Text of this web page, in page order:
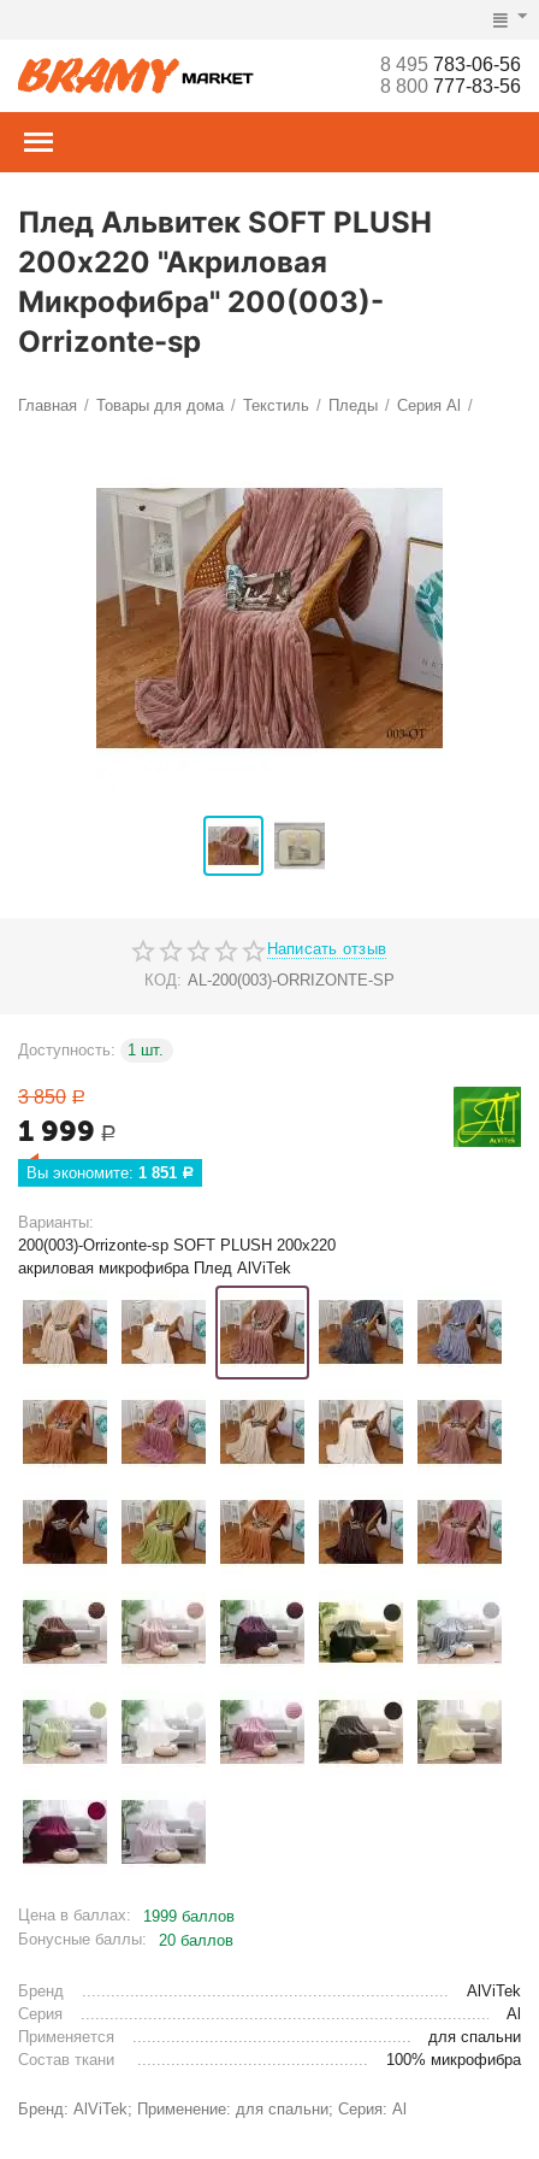
8 495783-06-56
8 800777-83-56
Плед Альвитек SOFT PLUSH
200х220 "Акриловая
Микрофибра" 200(003)-
Orrizonte-sp
Главная / Товары для дома / Текстиль / Пледы / Серия Al /
Написать отзыв
КОД: AL-200(003)-ORRIZONTE-SP
Доступность: 1 шт.
3 850 Р
1 999 Р
Вы экономите: 1 851 Р
Варианты:
200(003)-Orrizonte-sp SOFT PLUSH 200х220
акриловая микрофибра Плед AlViTek
Цена в баллах:
1999 баллов
Бонусные баллы:
20 баллов
Бренд
AlViTek
Серия
Al
Применяется
для спальни
Состав ткани
100% микрофибра
Бренд: AlViTek; Применение: для спальни; Серия: Al